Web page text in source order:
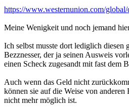
https://www.westernunion.com/global/
Meine Wenigkeit und noch jemand
Ich selbst musste dort lediglich diesen
Bezznesser, der ja seinen Ausweis
einen Scheck zugesandt mit fast dem
Auch wenn das Geld nicht
können sie auf die Weise von
nicht mehr möglich ist.